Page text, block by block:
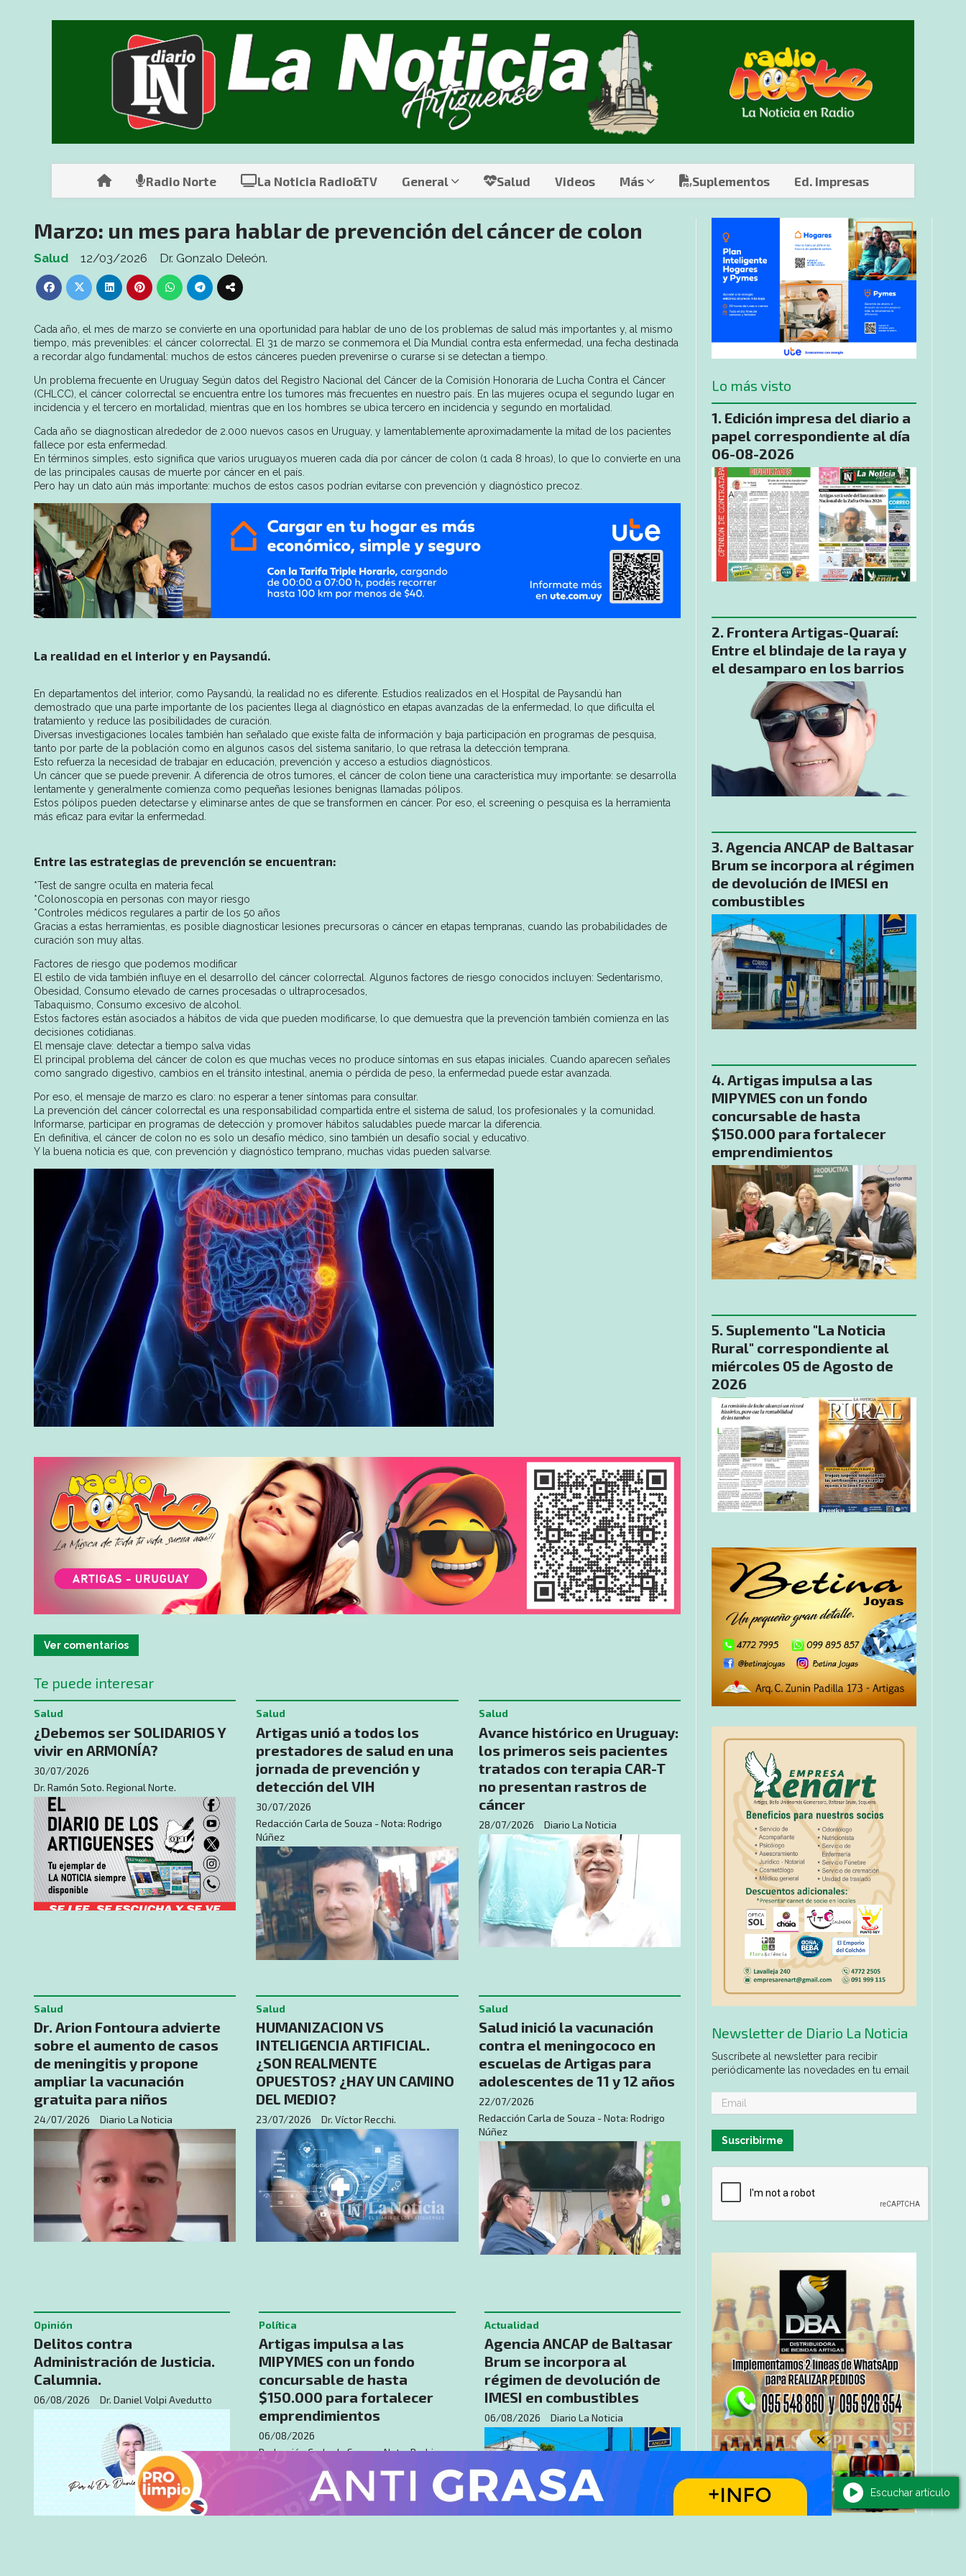
Radio Norte La Noticia Radio&TV General Salud Videos Más Suplementos Ed. Impresas
Marzo: un mes para hablar de prevención del cáncer de colon
Salud 12/03/2026 Dr. Gonzalo Deleón.
Cada año, el mes de marzo se convierte en una oportunidad para hablar de uno de los problemas de salud más importantes y, al mismo
tiempo, más prevenibles: el cáncer colorrectal. El 31 de marzo se conmemora el Día Mundial contra esta enfermedad, una fecha destinada
a recordar algo fundamental: muchos de estos cánceres pueden prevenirse o curarse si se detectan a tiempo.
Un problema frecuente en Uruguay Según datos del Registro Nacional del Cáncer de la Comisión Honoraria de Lucha Contra el Cáncer
(CHLCC), el cáncer colorrectal se encuentra entre los tumores más frecuentes en nuestro país. En las mujeres ocupa el segundo lugar en
incidencia y el tercero en mortalidad, mientras que en los hombres se ubica tercero en incidencia y segundo en mortalidad.
Cada año se diagnostican alrededor de 2.000 nuevos casos en Uruguay, y lamentablemente aproximadamente la mitad de los pacientes
fallece por esta enfermedad.
En términos simples, esto significa que varios uruguayos mueren cada día por cáncer de colon (1 cada 8 hroas), lo que lo convierte en una
de las principales causas de muerte por cáncer en el país.
Pero hay un dato aún más importante: muchos de estos casos podrían evitarse con prevención y diagnóstico precoz.
La realidad en el interior y en Paysandú.
En departamentos del interior, como Paysandú, la realidad no es diferente. Estudios realizados en el Hospital de Paysandú han
demostrado que una parte importante de los pacientes llega al diagnóstico en etapas avanzadas de la enfermedad, lo que dificulta el
tratamiento y reduce las posibilidades de curación.
Diversas investigaciones locales también han señalado que existe falta de información y baja participación en programas de pesquisa,
tanto por parte de la población como en algunos casos del sistema sanitario, lo que retrasa la detección temprana.
Esto refuerza la necesidad de trabajar en educación, prevención y acceso a estudios diagnósticos.
Un cáncer que se puede prevenir. A diferencia de otros tumores, el cáncer de colon tiene una característica muy importante: se desarrolla
lentamente y generalmente comienza como pequeñas lesiones benignas llamadas pólipos.
Estos pólipos pueden detectarse y eliminarse antes de que se transformen en cáncer. Por eso, el screening o pesquisa es la herramienta
más eficaz para evitar la enfermedad.
Entre las estrategias de prevención se encuentran:
*Test de sangre oculta en materia fecal
*Colonoscopía en personas con mayor riesgo
*Controles médicos regulares a partir de los 50 años
Gracias a estas herramientas, es posible diagnosticar lesiones precursoras o cáncer en etapas tempranas, cuando las probabilidades de
curación son muy altas.
Factores de riesgo que podemos modificar
El estilo de vida también influye en el desarrollo del cáncer colorrectal. Algunos factores de riesgo conocidos incluyen: Sedentarismo,
Obesidad, Consumo elevado de carnes procesadas o ultraprocesados,
Tabaquismo, Consumo excesivo de alcohol.
Estos factores están asociados a hábitos de vida que pueden modificarse, lo que demuestra que la prevención también comienza en las
decisiones cotidianas.
El mensaje clave: detectar a tiempo salva vidas
El principal problema del cáncer de colon es que muchas veces no produce síntomas en sus etapas iniciales. Cuando aparecen señales
como sangrado digestivo, cambios en el tránsito intestinal, anemia o pérdida de peso, la enfermedad puede estar avanzada.
Por eso, el mensaje de marzo es claro: no esperar a tener síntomas para consultar.
La prevención del cáncer colorrectal es una responsabilidad compartida entre el sistema de salud, los profesionales y la comunidad.
Informarse, participar en programas de detección y promover hábitos saludables puede marcar la diferencia.
En definitiva, el cáncer de colon no es solo un desafío médico, sino también un desafío social y educativo.
Y la buena noticia es que, con prevención y diagnóstico temprano, muchas vidas pueden salvarse.
Ver comentarios
Te puede interesar
¿Debemos ser SOLIDARIOS Y
vivir en ARMONÍA?
Dr. Ramón Soto. Regional Norte.
Salud
30/07/2026
Artigas unió a todos los
prestadores de salud en una
jornada de prevención y
detección del VIH
Redacción Carla de Souza - Nota: Rodrigo
Núñez
Salud
30/07/2026
Avance histórico en Uruguay:
los primeros seis pacientes
tratados con terapia CAR-T
no presentan rastros de
cáncer
Diario La Noticia
Salud
28/07/2026
Dr. Arion Fontoura advierte
sobre el aumento de casos
de meningitis y propone
ampliar la vacunación
gratuita para niños
Diario La Noticia
Salud
24/07/2026
HUMANIZACION VS
INTELIGENCIA ARTIFICIAL.
¿SON REALMENTE
OPUESTOS? ¿HAY UN CAMINO
DEL MEDIO?
Dr. Víctor Recchi.
Salud
23/07/2026
Salud inició la vacunación
contra el meningococo en
escuelas de Artigas para
adolescentes de 11 y 12 años
Redacción Carla de Souza - Nota: Rodrigo
Núñez
Salud
22/07/2026
Delitos contra
Administración de Justicia.
Calumnia.
Dr. Daniel Volpi Avedutto
Opinión
06/08/2026
Artigas impulsa a las
MIPYMES con un fondo
concursable de hasta
$150.000 para fortalecer
emprendimientos
Redacción Carla de Souza - Nota: Rodrigo
Política
06/08/2026
Agencia ANCAP de Baltasar
Brum se incorpora al
régimen de devolución de
IMESI en combustibles
Diario La Noticia
Actualidad
06/08/2026
Lo más visto
Edición impresa del diario a
papel correspondiente al día
06-08-2026
​Frontera Artigas-Quaraí:
Entre el blindaje de la raya y
el desamparo en los barrios
Agencia ANCAP de Baltasar
Brum se incorpora al régimen
de devolución de IMESI en
combustibles
Artigas impulsa a las
MIPYMES con un fondo
concursable de hasta
$150.000 para fortalecer
emprendimientos
Suplemento "La Noticia
Rural" correspondiente al
miércoles 05 de Agosto de
2026
Newsletter de Diario La Noticia
Suscríbete al newsletter para recibir
periódicamente las novedades en tu email
Suscribirme
Escuchar artículo